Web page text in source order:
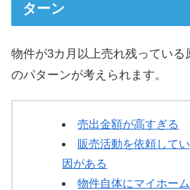
ターン
物件が3カ月以上売れ残っている
のパターンが考えられます。
売出金額が高すぎる
販売活動を依頼して
因がある
物件自体にマイホー